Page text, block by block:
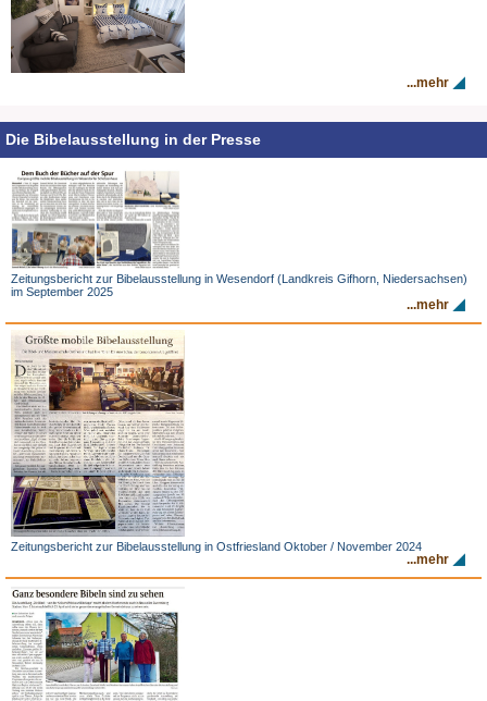
...mehr
Die Bibelausstellung in der Presse
Zeitungsbericht zur Bibelausstellung in Wesendorf (Landkreis Gifhorn, Niedersachsen)
im September 2025
...mehr
Zeitungsbericht zur Bibelausstellung in Ostfriesland Oktober / November 2024
...mehr